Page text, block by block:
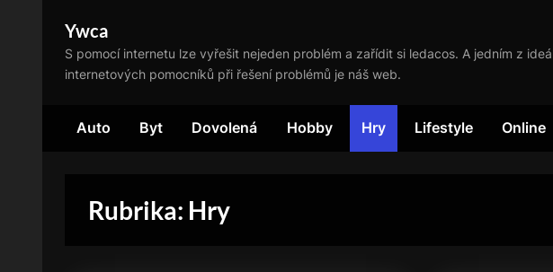
content
Ywca
S pomocí internetu lze vyřešit nejeden problém a zařídit si ledacos. A jedním z
internetových pomocníků při řešení problémů je náš web.
Auto Byt Dovolená Hobby Hry Lifestyle Online
Rubrika: Hry